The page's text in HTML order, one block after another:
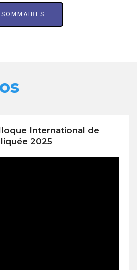
International de
2025